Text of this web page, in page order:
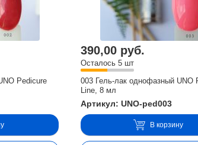
Pedicure
390,00 руб.
Осталось 5 шт
003 Гель-лак однофазный UNO
Line, 8 мл
Артикул: UNO-ped003
В корзину